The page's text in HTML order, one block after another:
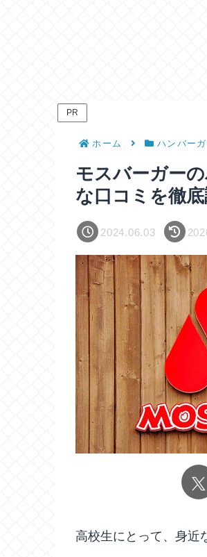
PR
ホーム ハンバー
モスバーガー
な口コミを徹底
2024.06.03
高校生にとって、身近